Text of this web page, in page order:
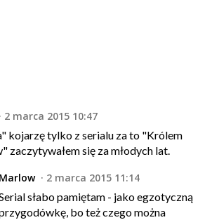
2 marca 2015 10:47
kojarzę tylko z serialu za to "Królem
zaczytywałem się za młodych lat.
Marlow
2 marca 2015 11:14
słabo pamiętam - jako egzotyczną
bo też czego można